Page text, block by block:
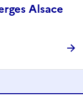
Alsace